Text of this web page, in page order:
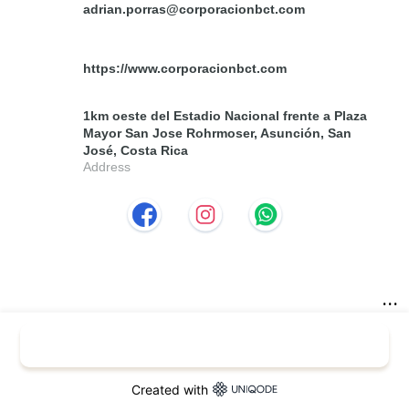
adrian.porras@corporacionbct.com
https://www.corporacionbct.com
1km oeste del Estadio Nacional frente a Plaza
Mayor San Jose Rohrmoser, Asunción, San
José, Costa Rica
Address
Created with
...